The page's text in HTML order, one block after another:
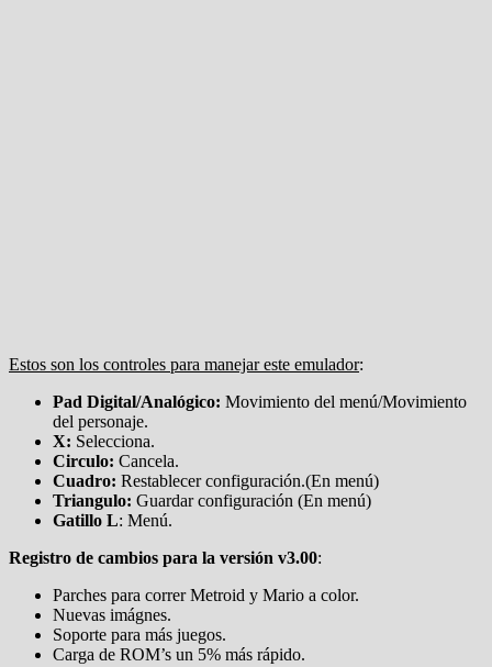
Estos son los controles para manejar este emulador:
Pad Digital/Analógico: Movimiento del menú/Movimiento
del personaje.
X: Selecciona.
Circulo: Cancela.
Cuadro: Restablecer configuración.(En menú)
Triangulo: Guardar configuración (En menú)
Gatillo L: Menú.
Registro de cambios para la versión v3.00:
Parches para correr Metroid y Mario a color.
Nuevas imágnes.
Soporte para más juegos.
Carga de ROM’s un 5% más rápido.